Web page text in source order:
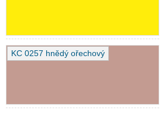
KC 0257 hnědý ořechový